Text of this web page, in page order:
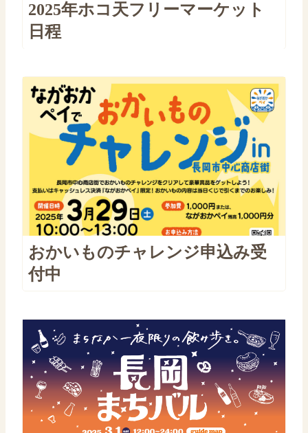
2025年ホコ天フリーマーケット
日程
おかいものチャレンジ申込み受
付中